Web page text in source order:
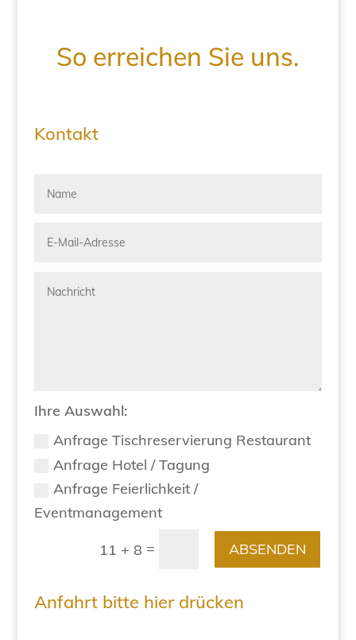
So erreichen Sie uns.
Kontakt
Ihre Auswahl:
Anfrage Tischreservierung Restaurant
Anfrage Hotel / Tagung
Anfrage Feierlichkeit /
Eventmanagement
11 + 8 = ABSENDEN
Anfahrt bitte hier drücken